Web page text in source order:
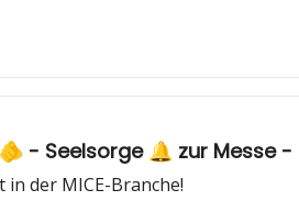
- Seelsorge 🔔 zur Messe -
der MICE-Branche!